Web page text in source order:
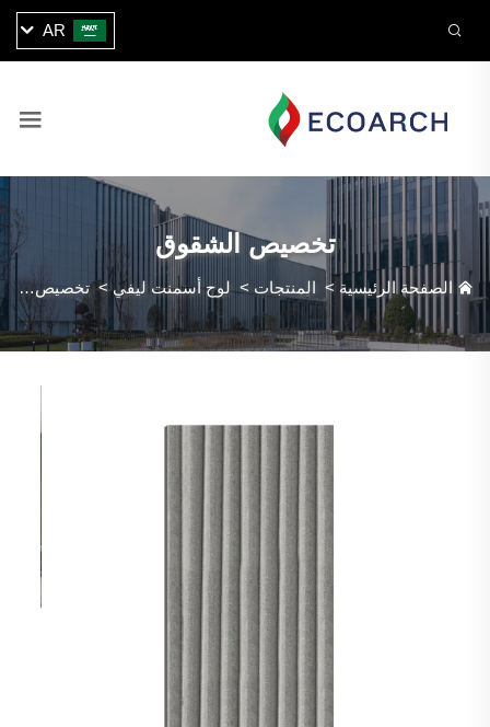
AR
تخصيص الشقوق
الصفحة الرئيسية > المنتجات >لوح أسمنت ليفي>تخصيص الشقوق